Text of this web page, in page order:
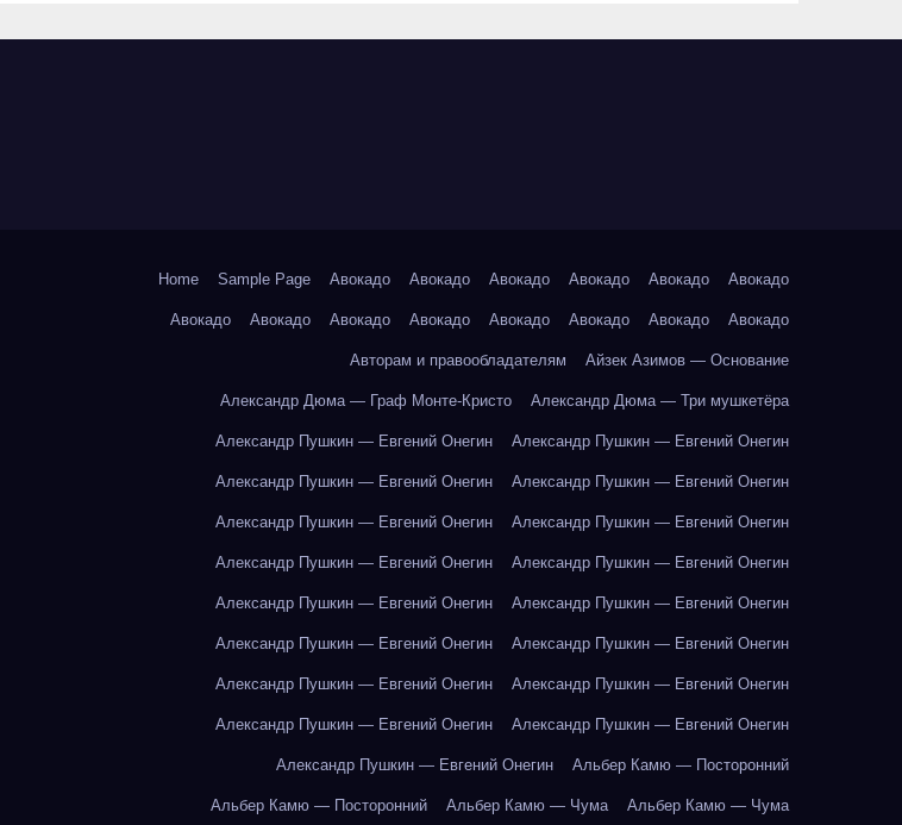
Home Sample Page Авокадо Авокадо Авокадо Авокадо Авокадо Авокадо
Авокадо Авокадо Авокадо Авокадо Авокадо Авокадо Авокадо Авокадо
Авторам и правообладателям Айзек Азимов — Основание
Александр Дюма — Граф Монте-Кристо Александр Дюма — Три мушкетёра
Александр Пушкин — Евгений Онегин Александр Пушкин — Евгений Онегин
Александр Пушкин — Евгений Онегин Александр Пушкин — Евгений Онегин
Александр Пушкин — Евгений Онегин Александр Пушкин — Евгений Онегин
Александр Пушкин — Евгений Онегин Александр Пушкин — Евгений Онегин
Александр Пушкин — Евгений Онегин Александр Пушкин — Евгений Онегин
Александр Пушкин — Евгений Онегин Александр Пушкин — Евгений Онегин
Александр Пушкин — Евгений Онегин Александр Пушкин — Евгений Онегин
Александр Пушкин — Евгений Онегин Александр Пушкин — Евгений Онегин
Александр Пушкин — Евгений Онегин Альбер Камю — Посторонний
Альбер Камю — Посторонний Альбер Камю — Чума Альбер Камю — Чума